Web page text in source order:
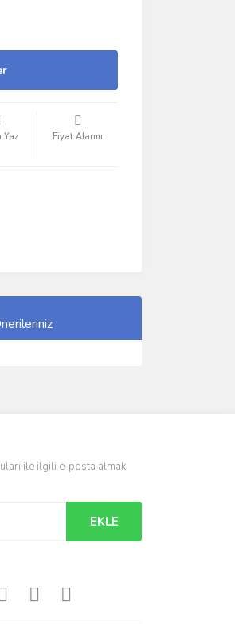
Yaz Fiyat Alarmı
ile ilgili e-posta almak
EKLE